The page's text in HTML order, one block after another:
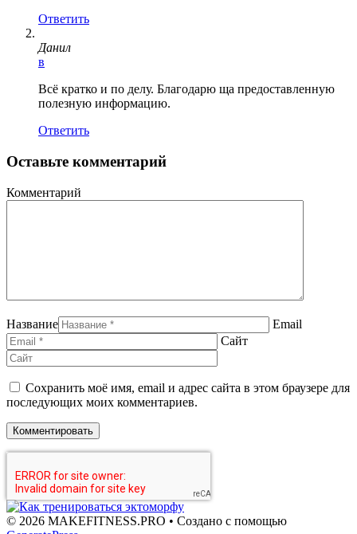
Ответить
Данил
в
Всё кратко и по делу. Благодарю ща предоставленную
полезную информацию.
Ответить
Оставьте комментарий
Комментарий
Название
Email
Сайт
Сохранить моё имя, email и адрес сайта в этом браузере для
последующих моих комментариев.
© 2026 MAKEFITNESS.PRO • Создано с помощью